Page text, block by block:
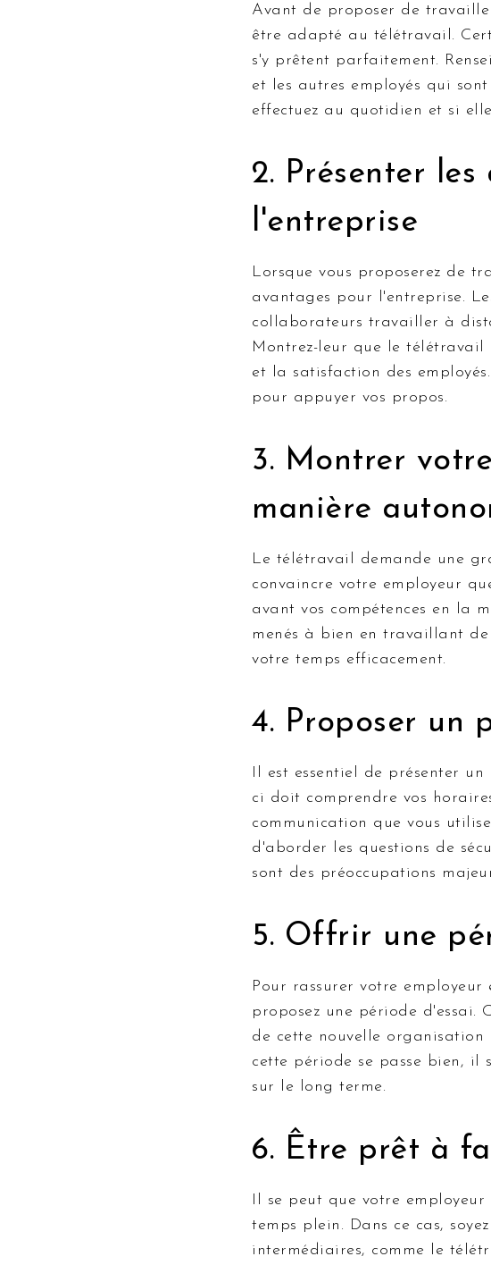
Avant de proposer de
être adapté au télétravail.
s'y prêtent parfaitement.
et les autres employés qui
effectuez au quotidien et si
2. Présenter
l'entreprise
Lorsque vous proposerez de
avantages pour l'entreprise.
collaborateurs travailler à
Montrez-leur que le
et la satisfaction des
pour appuyer vos propos.
3. Montrer
manière
Le télétravail demande une
convaincre votre employeur
avant vos compétences en la
menés à bien en travaillant
votre temps efficacement.
4. Proposer un
Il est essentiel de présenter
ci doit comprendre vos
communication que vous
d'aborder les questions de
sont des préoccupations
5. Offrir une
Pour rassurer votre
proposez une période
de cette nouvelle
cette période se passe bien, il
sur le long terme.
6. Être prêt à
Il se peut que votre
temps plein. Dans ce cas,
intermédiaires, comme le